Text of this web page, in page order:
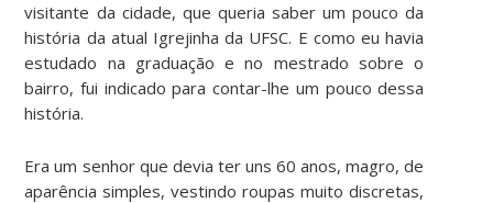
visitante da cidade, que queria saber um pouco da
história da atual Igrejinha da UFSC. E como eu havia
estudado na graduação e no mestrado sobre o
bairro, fui indicado para contar-lhe um pouco dessa
história.
Era um senhor que devia ter uns 60 anos, magro, de
aparência simples, vestindo roupas muito discretas,